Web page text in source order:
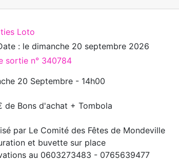
Loto
: ledimanche 20 septembre 2026
sortie n° 340784
20 Septembre - 14h00
de Bons d'achat + Tombola
par Le Comité des Fêtes de Mondeville
et buvette sur place
au 0603273483 - 0765639477